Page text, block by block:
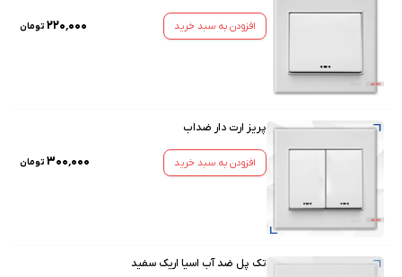
افزودن به سبد خرید ۲۲۰٬۰۰۰ تومان
پریز ارت دار ضداب
افزودن به سبد خرید ۳۰۰٬۰۰۰ تومان
تک پل ضد آب اسیا اریک سفید